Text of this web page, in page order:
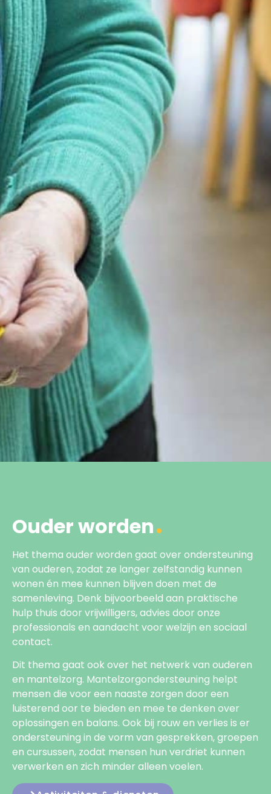
Ouder worden
Het thema ouder worden gaat over ondersteuning
van ouderen, zodat ze langer zelfstandig kunnen
wonen én mee kunnen blijven doen met de
samenleving. Denk bijvoorbeeld aan praktische
hulp thuis door vrijwilligers, advies door onze
professionals en aandacht voor welzijn en sociaal
contact.
Dit thema gaat ook over het netwerk van ouderen
en mantelzorg. Mantelzorgondersteuning helpt
mensen die voor een naaste zorgen door een
luisterend oor te bieden en mee te denken over
oplossingen en balans. Ook bij rouw en verlies is er
ondersteuning in de vorm van gesprekken, groepen
en cursussen, zodat mensen hun verdriet kunnen
verwerken en zich minder alleen voelen.